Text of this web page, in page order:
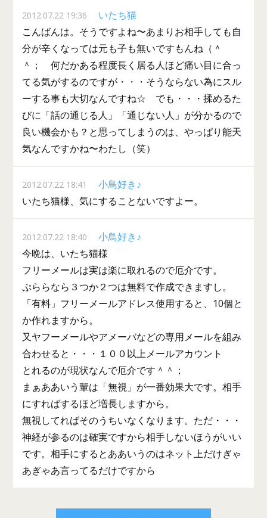
2012.07.22 19:36
いたち猫
こんばんは。そうですよね〜あまりお相手しても自
分が辛くなっては元も子も無いですもんね（＾
＾； 何だかある程度長く居る人ほど痛い目に合っ
てる気がするのですが・・・そうならない為にスル
ーする事も大切なんですね☆ でも・・・揉めるた
びに「話の通じる人」「通じない人」が分かるので
良い機会かも？と思ってしまうのは、やっぱり能天
気なんですかね〜わたし（笑）
2012.07.22 18:41
小鳥好き♪
いたち猫様、気にすることないですよー。
2012.07.22 18:40
小鳥好き♪
今晩は、いたち猫様
フリーメールは実は楽に取れるので厄介です。
ぷららなら３つか２つは無料で作成できますし。
「有料」フリーメールアドレス使用すると、10個と
か作れますから。
又ヤフーメールやアメーバなどの専用メールを組み
合わせると・・・１００以上メールアカウント
とれるのが現状なんで厄介です＾＾；
まぁああいう輩は「無視」が一番効果大です。相手
にすればするほど増長しますから。
無視してればそのうちいなくなります。ただ・・・
神経が参るのは確実ですから相手しないほうがいい
です。相手にするとああいうのはネット上だけぎゃ
あぎゃあ言ってるだけですから